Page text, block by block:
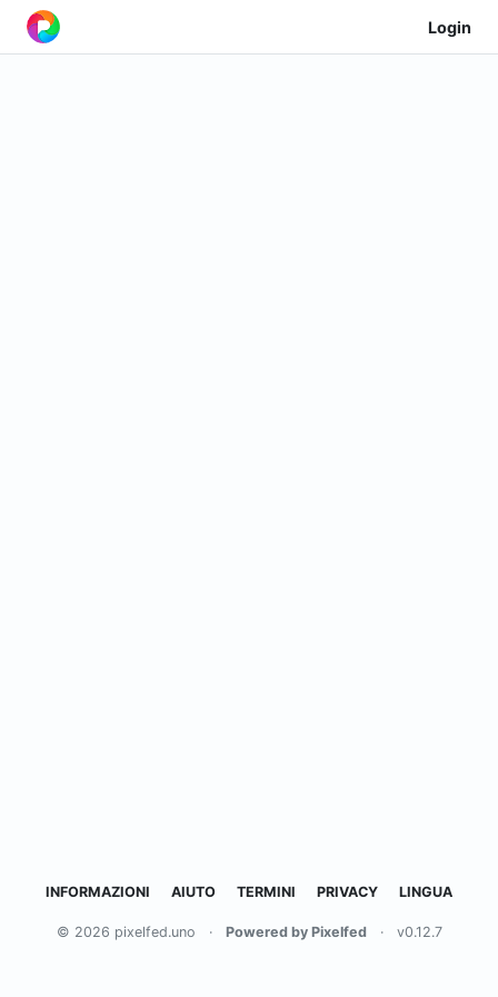
Login
INFORMAZIONI AIUTO TERMINI PRIVACY LINGUA
© 2026 pixelfed.uno · Powered by Pixelfed · v0.12.7